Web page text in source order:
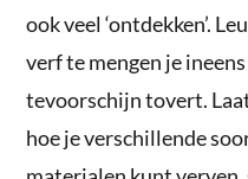
ook veel ‘ontdekken’.
verf te mengen je
tevoorschijn tovert.
hoe je verschillende